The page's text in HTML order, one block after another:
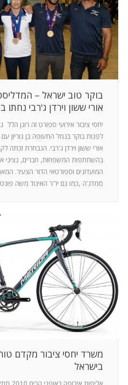
בוקר טוב ישראל –
אורי ששון וירדן ג'רבי נחתו
יחסי ציבור אירועי ספורט זה רונן
לפנות בוקר בנמל התעופה בן גוריון
אורי ששון וירדן ג'רבי. הנבחרת זכתה
בהשתתפות המשפחות, חברים, נציגי
המועדונים וספורטאי הדור הצעיר.
סמדג'ה ,כמו גם יו"ר האיגוד משה
משרד יחסי ציבור מקדם
בישראל